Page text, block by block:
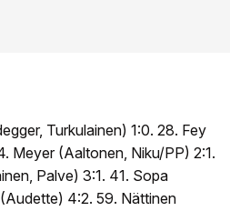
Turkulainen) 1:0. 28. Fey
Meyer (Aaltonen, Niku/PP) 2:1.
Palve) 3:1. 41. Sopa
4:2. 59. Nättinen